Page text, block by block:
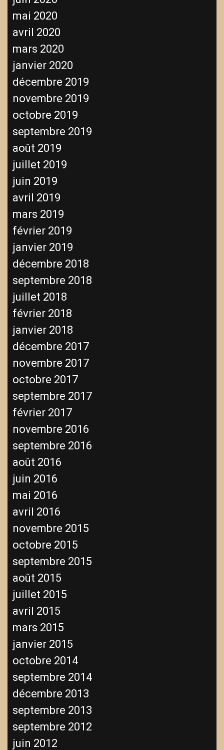
mai 2020
avril 2020
mars 2020
janvier 2020
décembre 2019
novembre 2019
octobre 2019
septembre 2019
août 2019
juillet 2019
juin 2019
avril 2019
mars 2019
février 2019
janvier 2019
décembre 2018
septembre 2018
juillet 2018
février 2018
janvier 2018
décembre 2017
novembre 2017
octobre 2017
septembre 2017
février 2017
novembre 2016
septembre 2016
août 2016
juin 2016
mai 2016
avril 2016
novembre 2015
octobre 2015
septembre 2015
août 2015
juillet 2015
avril 2015
mars 2015
janvier 2015
octobre 2014
septembre 2014
décembre 2013
septembre 2013
septembre 2012
juin 2012